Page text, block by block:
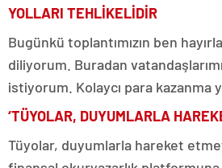
YOLLARI TEHLİKELİDİR
Bugünkü toplantımızın ben
diliyorum. Buradan
istiyorum. Kolaycı para kazanma
‘TÜYOLAR, DUYUMLARLA
Tüyolar, duyumlarla hareket